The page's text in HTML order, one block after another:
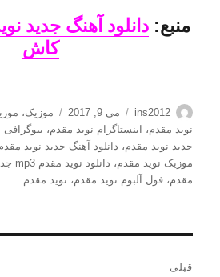
منبع: دانلود آهنگ جدید
کاش
نویسنده
ins2012
ارسال
شده
در
می 9, 2017 دسته‌ها
موزیک،
نوید مقدم، اینستاگرام نوید مقدم،
جدید نوید مقدم، دانلود آهنگ جدید نوید
موزیک نوید مقدم، دانلود نوید مقدم mp3 جدید
مقدم،فول آلبوم نوید مقدم، نوید مقدم
قبلی